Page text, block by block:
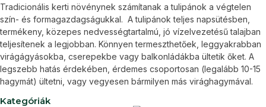
Tradicionális kerti növénynek számítanak a tulipánok a végtelen
szín- és formagazdagságukkal. A tulipánok teljes napsütésben,
termékeny, közepes nedvességtartalmú, jó vízelvezetésű talajban
teljesítenek a legjobban. Könnyen termeszthetőek, leggyakrabban
virágágyásokba, cserepekbe vagy balkonládákba ültetik őket. A
legszebb hatás érdekében, érdemes csoportosan (legalább 10-15
hagymát) ültetni, vagy vegyesen bármilyen más virághagymával.
Kategóriák